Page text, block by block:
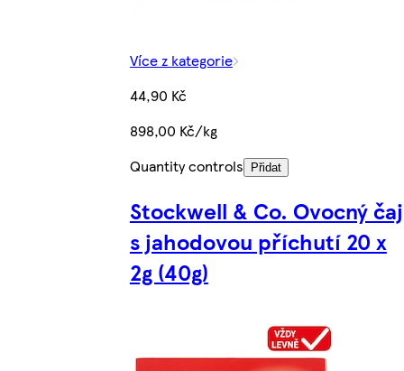
Více z kategorie
44,90 Kč
898,00 Kč/kg
Quantity controls
Přidat
Stockwell & Co. Ovocný čaj
s jahodovou příchutí 20 x
2g (40g)